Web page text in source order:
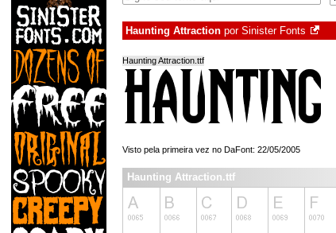
Haunting Attraction por Sinister Fonts
Haunting Attraction.ttf
Visto pela primeira vez no DaFont: 22/05/2005
Haunting Attraction.ttf